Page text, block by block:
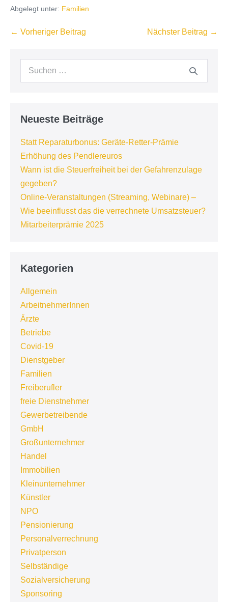
Abgelegt unter: Familien
Beitragsnavigation
← Vorheriger Beitrag Nächster Beitrag →
Suchen
Neueste Beiträge
Statt Reparaturbonus: Geräte-Retter-Prämie
Erhöhung des Pendlereuros
Wann ist die Steuerfreiheit bei der Gefahrenzulage
gegeben?
Online-Veranstaltungen (Streaming, Webinare) –
Wie beeinflusst das die verrechnete Umsatzsteuer?
Mitarbeiterprämie 2025
Kategorien
Allgemein
ArbeitnehmerInnen
Ärzte
Betriebe
Covid-19
Dienstgeber
Familien
Freiberufler
freie Dienstnehmer
Gewerbetreibende
GmbH
Großunternehmer
Handel
Immobilien
Kleinunternehmer
Künstler
NPO
Pensionierung
Personalverrechnung
Privatperson
Selbständige
Sozialversicherung
Sponsoring